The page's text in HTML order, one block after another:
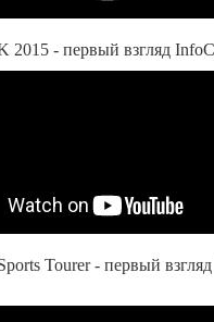
2015 - первый взгляд
Tourer - первый